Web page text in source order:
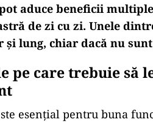
aduce beneficii
de zi cu zi. Unele
și lung, chiar dacă nu sunt
pe care trebuiesă
esențial pentru buna